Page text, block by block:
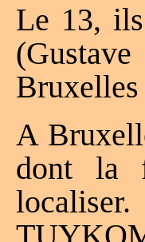
Le 13,
A
dont la